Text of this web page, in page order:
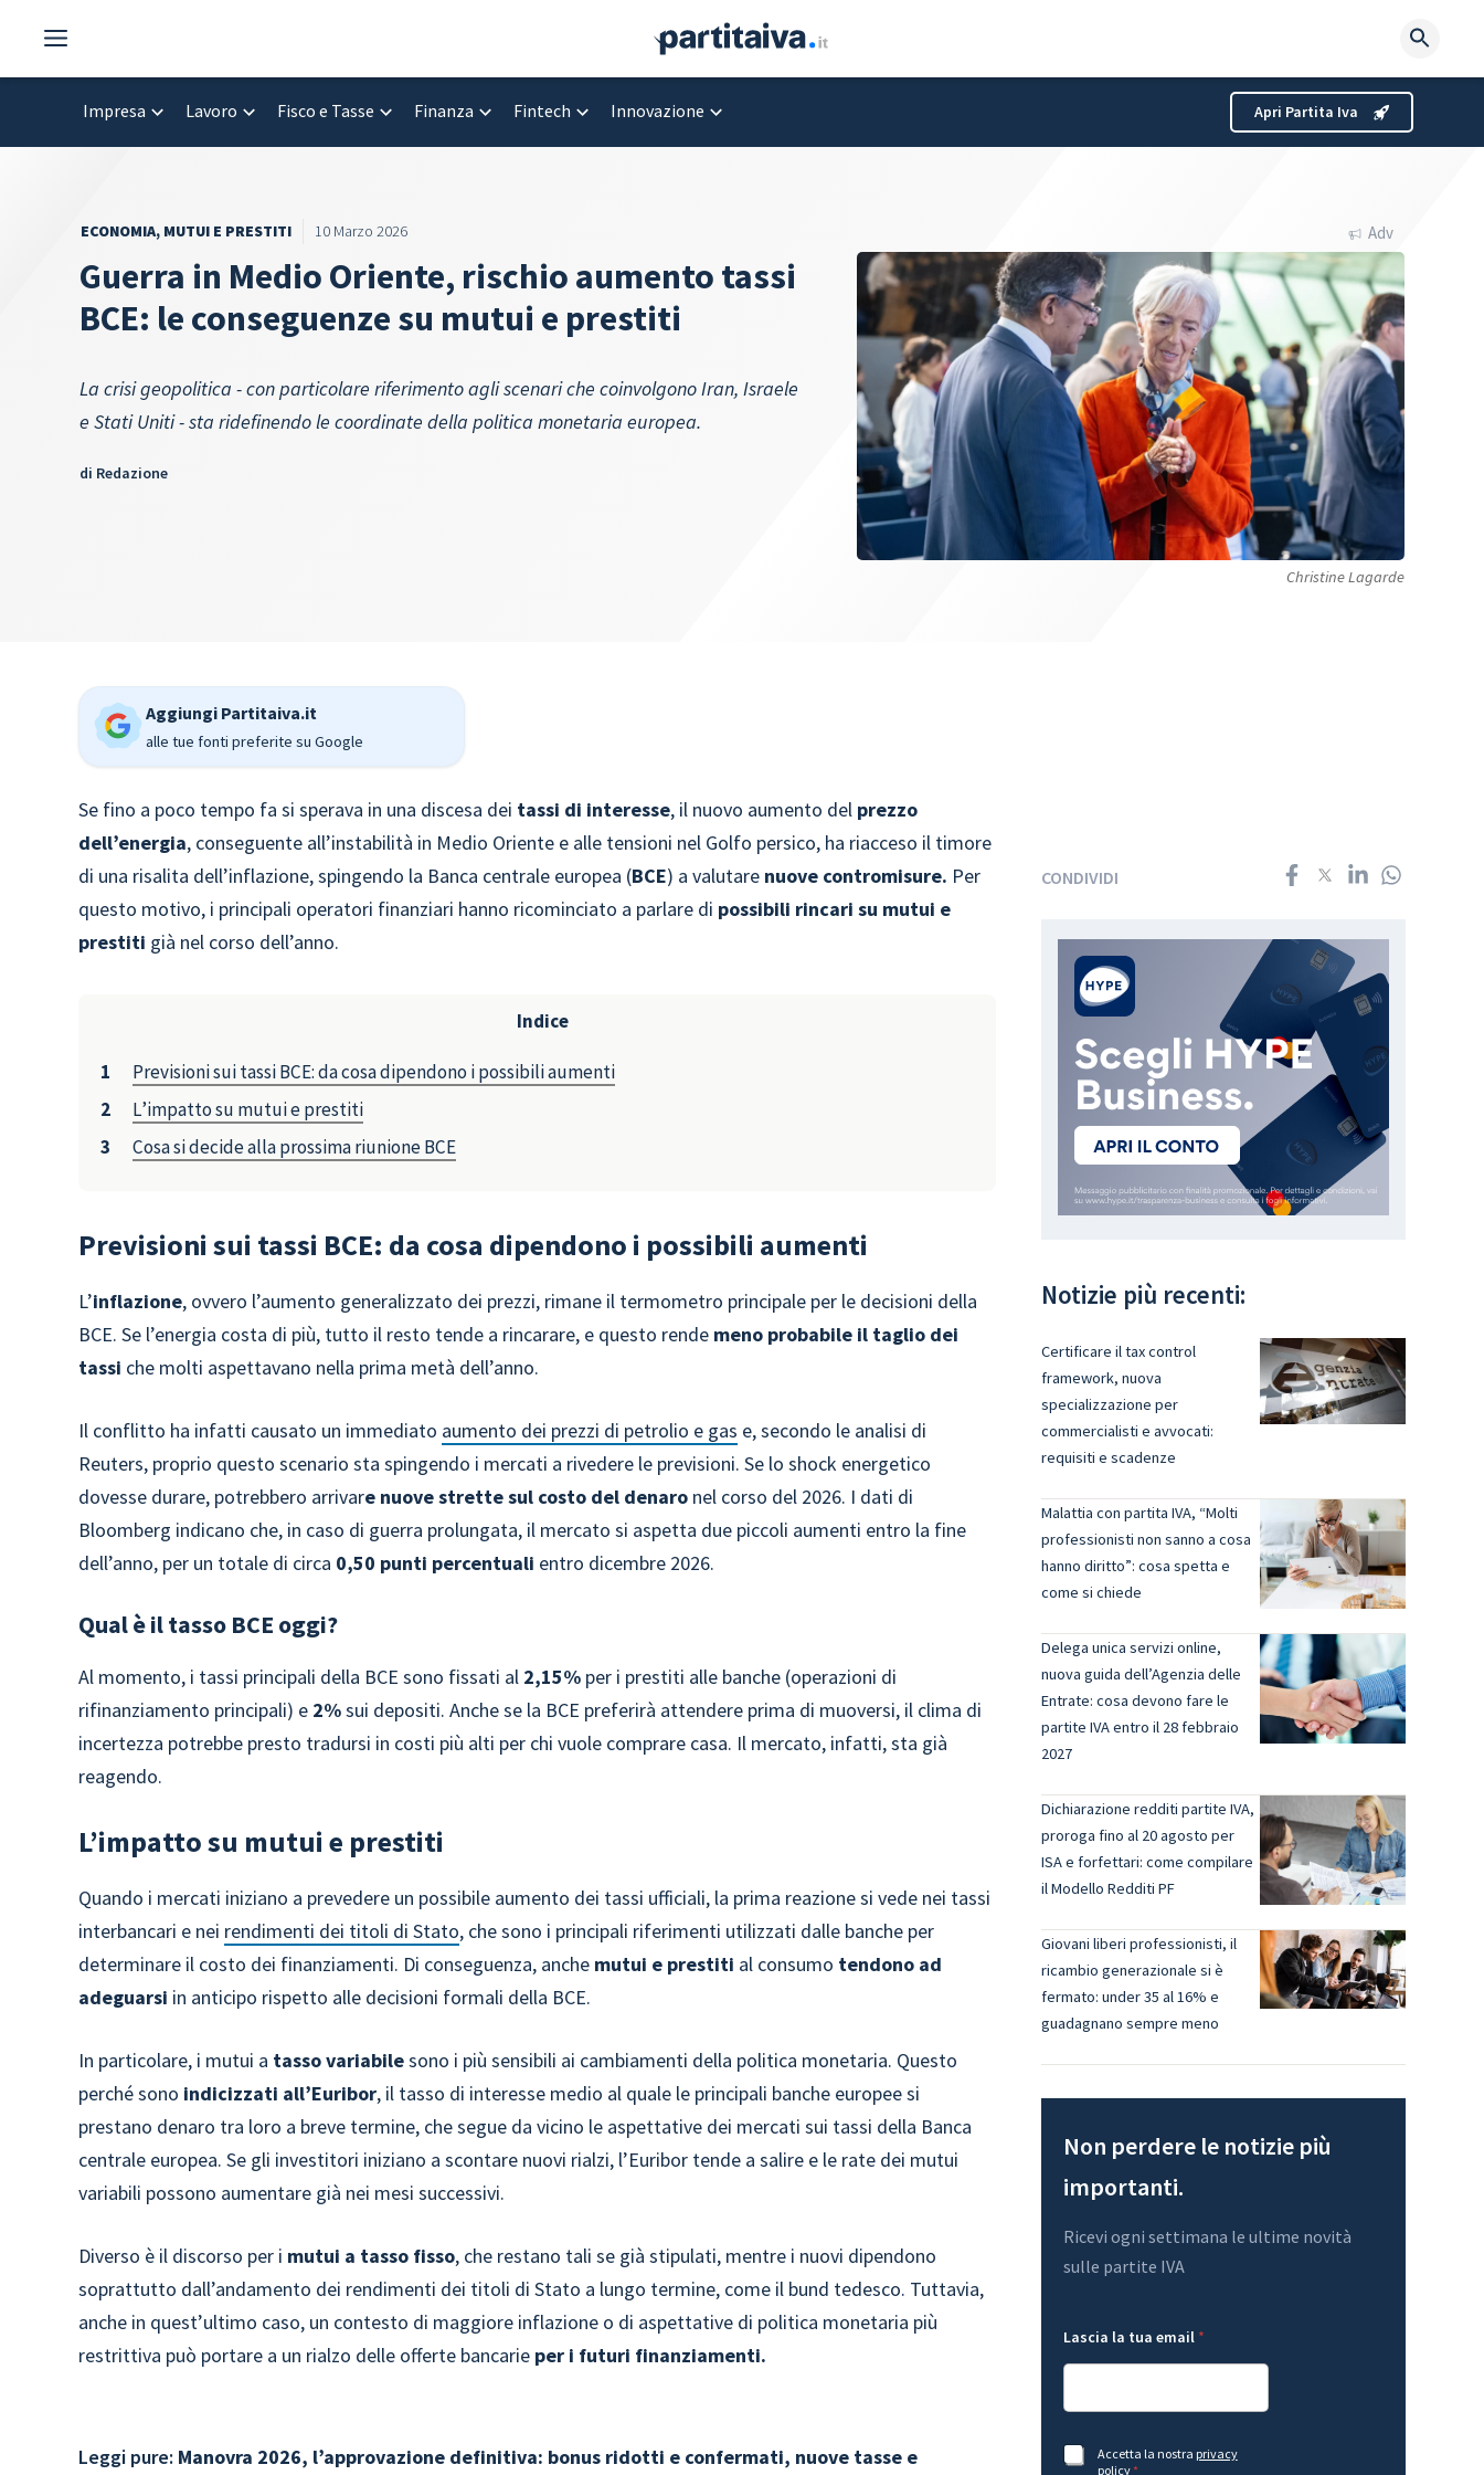
contenuto
Impresa Lavoro Fisco e Tasse Finanza Fintech Innovazione Apri Partita Iva
ECONOMIA, MUTUI E PRESTITI 10 Marzo 2026
Guerra in Medio Oriente, rischio aumento tassi
BCE: le conseguenze su mutui e prestiti
La crisi geopolitica - con particolare riferimento agli scenari che coinvolgono Iran, Israele
e Stati Uniti - sta ridefinendo le coordinate della politica monetaria europea.
di Redazione
Adv
Christine Lagarde
Aggiungi Partitaiva.it
alle tue fonti preferite su Google
Se fino a poco tempo fa si sperava in una discesa dei tassi di interesse, il nuovo aumento del prezzo
dell’energia, conseguente all’instabilità in Medio Oriente e alle tensioni nel Golfo persico, ha riacceso il timore
di una risalita dell’inflazione, spingendo la Banca centrale europea (BCE) a valutare nuove contromisure. Per
questo motivo, i principali operatori finanziari hanno ricominciato a parlare di possibili rincari su mutui e
prestiti già nel corso dell’anno.
Indice
Previsioni sui tassi BCE: da cosa dipendono i possibili aumenti
L’impatto su mutui e prestiti
Cosa si decide alla prossima riunione BCE
Previsioni sui tassi BCE: da cosa dipendono i possibili aumenti
L’inflazione, ovvero l’aumento generalizzato dei prezzi, rimane il termometro principale per le decisioni della
BCE. Se l’energia costa di più, tutto il resto tende a rincarare, e questo rende meno probabile il taglio dei
tassi che molti aspettavano nella prima metà dell’anno.
Il conflitto ha infatti causato un immediato aumento dei prezzi di petrolio e gas e, secondo le analisi di
Reuters, proprio questo scenario sta spingendo i mercati a rivedere le previsioni. Se lo shock energetico
dovesse durare, potrebbero arrivare nuove strette sul costo del denaro nel corso del 2026. I dati di
Bloomberg indicano che, in caso di guerra prolungata, il mercato si aspetta due piccoli aumenti entro la fine
dell’anno, per un totale di circa 0,50 punti percentuali entro dicembre 2026.
Qual è il tasso BCE oggi?
Al momento, i tassi principali della BCE sono fissati al 2,15% per i prestiti alle banche (operazioni di
rifinanziamento principali) e 2%sui depositi. Anche se la BCE preferirà attendere prima di muoversi, il clima di
incertezza potrebbe presto tradursi in costi più alti per chi vuole comprare casa. Il mercato, infatti, sta già
reagendo.
L’impatto su mutui e prestiti
Quando i mercati iniziano a prevedere un possibile aumento dei tassi ufficiali, la prima reazione si vede nei tassi
interbancari e nei rendimenti dei titoli di Stato, che sono i principali riferimenti utilizzati dalle banche per
determinare il costo dei finanziamenti. Di conseguenza, anche mutui e prestiti al consumo tendono ad
adeguarsi in anticipo rispetto alle decisioni formali della BCE.
In particolare, i mutui a tasso variabilesono i più sensibili ai cambiamenti della politica monetaria. Questo
perché sono indicizzati all’Euribor, il tasso di interesse medio al quale le principali banche europee si
prestano denaro tra loro a breve termine, che segue da vicino le aspettative dei mercati sui tassi della Banca
centrale europea. Se gli investitori iniziano a scontare nuovi rialzi, l’Euribor tende a salire e le rate dei mutui
variabili possono aumentare già nei mesi successivi.
Diverso è il discorso per i mutui a tasso fisso, che restano tali se già stipulati, mentre i nuovi dipendono
soprattutto dall’andamento dei rendimenti dei titoli di Stato a lungo termine, come il bund tedesco. Tuttavia,
anche in quest’ultimo caso, un contesto di maggiore inflazione o di aspettative di politica monetaria più
restrittiva può portare a un rialzo delle offerte bancarie per i futuri finanziamenti.
Leggi pure: Manovra 2026, l’approvazione definitiva: bonus ridotti e confermati, nuove tasse e
CONDIVIDI
Notizie più recenti:
Certificare il tax control
framework, nuova
specializzazione per
commercialisti e avvocati:
requisiti e scadenze
Malattia con partita IVA, “Molti
professionisti non sanno a cosa
hanno diritto”: cosa spetta e
come si chiede
Delega unica servizi online,
nuova guida dell’Agenzia delle
Entrate: cosa devono fare le
partite IVA entro il 28 febbraio
2027
Dichiarazione redditi partite IVA,
proroga fino al 20 agosto per
ISA e forfettari: come compilare
il Modello Redditi PF
Giovani liberi professionisti, il
ricambio generazionale si è
fermato: under 35 al 16% e
guadagnano sempre meno
Non perdere le notizie più
importanti.
Ricevi ogni settimana le ultime novità
sulle partite IVA
m
t
a
A
D
A
c
e
Lascia la tua email *
A
Accetta la nostra privacy
policy*